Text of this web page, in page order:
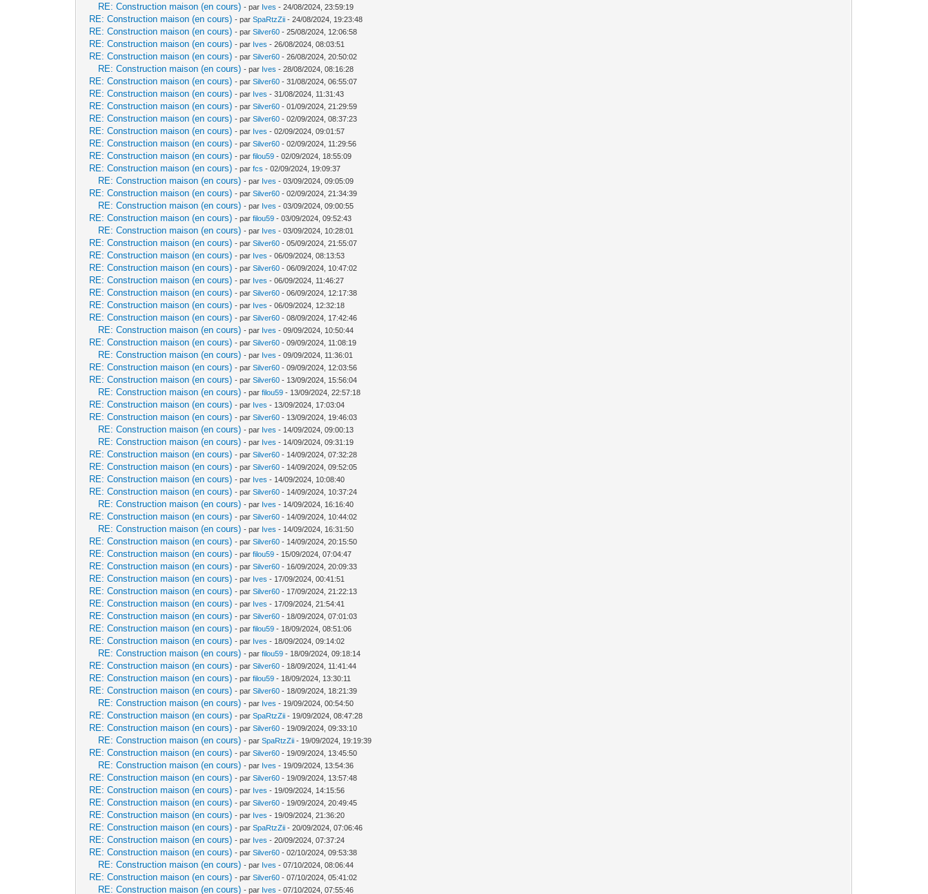
RE: Construction maison (en cours) - par Ives - 24/08/2024, 23:59:19
RE: Construction maison (en cours) - parSpaRtzZii - 24/08/2024, 19:23:48
RE: Construction maison (en cours) - parSilver60 - 25/08/2024, 12:06:58
RE: Construction maison (en cours) - par Ives - 26/08/2024, 08:03:51
RE: Construction maison (en cours) - parSilver60 - 26/08/2024, 20:50:02
RE: Construction maison (en cours) - par Ives - 28/08/2024, 08:16:28
RE: Construction maison (en cours) - parSilver60 - 31/08/2024, 06:55:07
RE: Construction maison (en cours) - par Ives - 31/08/2024, 11:31:43
RE: Construction maison (en cours) - parSilver60 - 01/09/2024, 21:29:59
RE: Construction maison (en cours) - parSilver60 - 02/09/2024, 08:37:23
RE: Construction maison (en cours) - par Ives - 02/09/2024, 09:01:57
RE: Construction maison (en cours) - parSilver60 - 02/09/2024, 11:29:56
RE: Construction maison (en cours) - parfilou59 - 02/09/2024, 18:55:09
RE: Construction maison (en cours) - parfcs - 02/09/2024, 19:09:37
RE: Construction maison (en cours) - par Ives - 03/09/2024, 09:05:09
RE: Construction maison (en cours) - parSilver60 - 02/09/2024, 21:34:39
RE: Construction maison (en cours) - par Ives - 03/09/2024, 09:00:55
RE: Construction maison (en cours) - parfilou59 - 03/09/2024, 09:52:43
RE: Construction maison (en cours) - par Ives - 03/09/2024, 10:28:01
RE: Construction maison (en cours) - parSilver60 - 05/09/2024, 21:55:07
RE: Construction maison (en cours) - par Ives - 06/09/2024, 08:13:53
RE: Construction maison (en cours) - parSilver60 - 06/09/2024, 10:47:02
RE: Construction maison (en cours) - par Ives - 06/09/2024, 11:46:27
RE: Construction maison (en cours) - parSilver60 - 06/09/2024, 12:17:38
RE: Construction maison (en cours) - par Ives - 06/09/2024, 12:32:18
RE: Construction maison (en cours) - parSilver60 - 08/09/2024, 17:42:46
RE: Construction maison (en cours) - par Ives - 09/09/2024, 10:50:44
RE: Construction maison (en cours) - parSilver60 - 09/09/2024, 11:08:19
RE: Construction maison (en cours) - par Ives - 09/09/2024, 11:36:01
RE: Construction maison (en cours) - parSilver60 - 09/09/2024, 12:03:56
RE: Construction maison (en cours) - parSilver60 - 13/09/2024, 15:56:04
RE: Construction maison (en cours) - parfilou59 - 13/09/2024, 22:57:18
RE: Construction maison (en cours) - par Ives - 13/09/2024, 17:03:04
RE: Construction maison (en cours) - parSilver60 - 13/09/2024, 19:46:03
RE: Construction maison (en cours) - par Ives - 14/09/2024, 09:00:13
RE: Construction maison (en cours) - par Ives - 14/09/2024, 09:31:19
RE: Construction maison (en cours) - parSilver60 - 14/09/2024, 07:32:28
RE: Construction maison (en cours) - parSilver60 - 14/09/2024, 09:52:05
RE: Construction maison (en cours) - par Ives - 14/09/2024, 10:08:40
RE: Construction maison (en cours) - parSilver60 - 14/09/2024, 10:37:24
RE: Construction maison (en cours) - par Ives - 14/09/2024, 16:16:40
RE: Construction maison (en cours) - parSilver60 - 14/09/2024, 10:44:02
RE: Construction maison (en cours) - par Ives - 14/09/2024, 16:31:50
RE: Construction maison (en cours) - parSilver60 - 14/09/2024, 20:15:50
RE: Construction maison (en cours) - parfilou59 - 15/09/2024, 07:04:47
RE: Construction maison (en cours) - parSilver60 - 16/09/2024, 20:09:33
RE: Construction maison (en cours) - par Ives - 17/09/2024, 00:41:51
RE: Construction maison (en cours) - parSilver60 - 17/09/2024, 21:22:13
RE: Construction maison (en cours) - par Ives - 17/09/2024, 21:54:41
RE: Construction maison (en cours) - parSilver60 - 18/09/2024, 07:01:03
RE: Construction maison (en cours) - parfilou59 - 18/09/2024, 08:51:06
RE: Construction maison (en cours) - par Ives - 18/09/2024, 09:14:02
RE: Construction maison (en cours) - parfilou59 - 18/09/2024, 09:18:14
RE: Construction maison (en cours) - parSilver60 - 18/09/2024, 11:41:44
RE: Construction maison (en cours) - parfilou59 - 18/09/2024, 13:30:11
RE: Construction maison (en cours) - parSilver60 - 18/09/2024, 18:21:39
RE: Construction maison (en cours) - par Ives - 19/09/2024, 00:54:50
RE: Construction maison (en cours) - parSpaRtzZii - 19/09/2024, 08:47:28
RE: Construction maison (en cours) - parSilver60 - 19/09/2024, 09:33:10
RE: Construction maison (en cours) - parSpaRtzZii - 19/09/2024, 19:19:39
RE: Construction maison (en cours) - parSilver60 - 19/09/2024, 13:45:50
RE: Construction maison (en cours) - par Ives - 19/09/2024, 13:54:36
RE: Construction maison (en cours) - parSilver60 - 19/09/2024, 13:57:48
RE: Construction maison (en cours) - par Ives - 19/09/2024, 14:15:56
RE: Construction maison (en cours) - parSilver60 - 19/09/2024, 20:49:45
RE: Construction maison (en cours) - par Ives - 19/09/2024, 21:36:20
RE: Construction maison (en cours) - parSpaRtzZii - 20/09/2024, 07:06:46
RE: Construction maison (en cours) - par Ives - 20/09/2024, 07:37:24
RE: Construction maison (en cours) - parSilver60 - 02/10/2024, 09:53:38
RE: Construction maison (en cours) - par Ives - 07/10/2024, 08:06:44
RE: Construction maison (en cours) - parSilver60 - 07/10/2024, 05:41:02
RE: Construction maison (en cours) - par Ives - 07/10/2024, 07:55:46